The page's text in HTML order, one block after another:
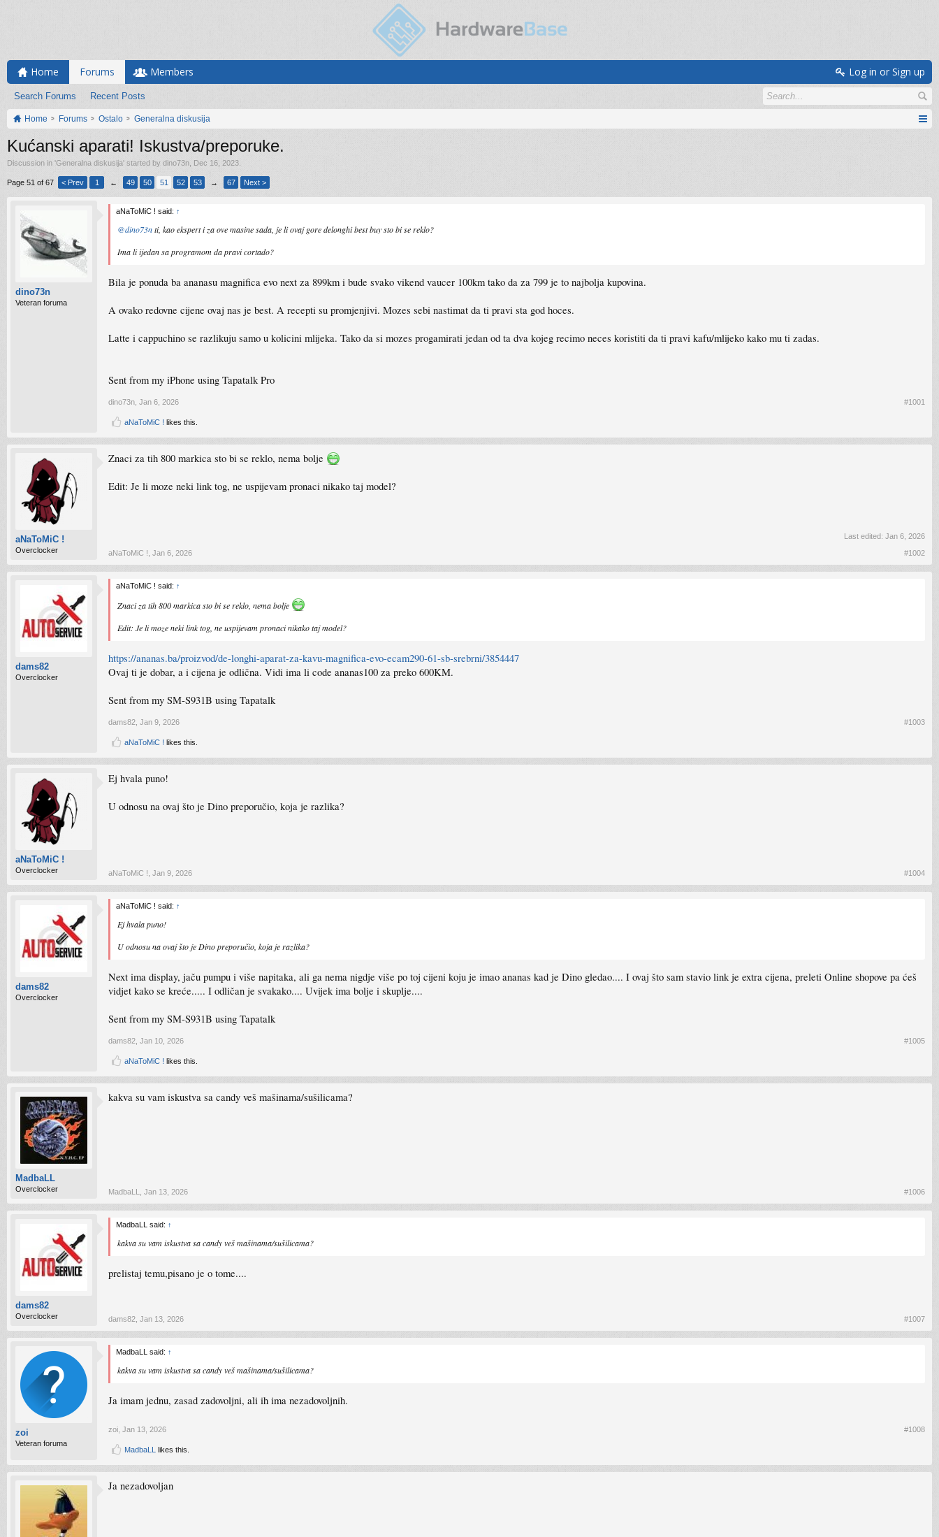
Home Forums
Search Forums Recent Posts
Members Log in or Sign up
Home Forums Ostalo Generalna diskusija
Kućanski aparati! Iskustva/preporuke.
Discussion in 'Generalna diskusija' started by dino73n Dec 16, 2023
Page 51 of 67 < Prev 1 ← 49 50 51 52 53 → 67 Next >
dino73n
Veteran foruma
aNaToMiC ! said: ↑
@dino73nti, kao ekspert i za ove masine sada, je li ovaj gore delonghi best buy sto bi se reklo?
Ima li ijedan sa programom da pravi cortado?
Bila je ponuda ba ananasu magnifica evo next za 899km i bude svako vikend vaucer 100km tako da za 799 je to najbolja kupovina.
A ovako redovne cijene ovaj nas je best. A recepti su promjenjivi. Mozes sebi nastimat da ti pravi sta god hoces.
Latte i cappuchino se razlikuju samo u kolicini mlijeka. Tako da si mozes progamirati jedan od ta dva kojeg recimo neces koristiti da ti pravi kafu/mlijeko kako mu ti zadas.
Sent from my iPhone using Tapatalk Pro
dino73n Jan 6, 2026 #1001
aNaToMiC ! likes this.
aNaToMiC !
Overclocker
Znaci za tih 800 markica sto bi se reklo, nema bolje
Edit: Je li moze neki link tog, ne uspijevam pronaci nikako taj model?
Last edited: Jan 6, 2026
aNaToMiC ! Jan 6, 2026 #1002
dams82
Overclocker
aNaToMiC ! said: ↑
Znaci za tih 800 markica sto bi se reklo, nema bolje
Edit: Je li moze neki link tog, ne uspijevam pronaci nikako taj model?
https://ananas.ba/proizvod/de-longhi-aparat-za-kavu-magnifica-evo-ecam290-61-sb-srebrni/3854447
Ovaj ti je dobar, a i cijena je odlična. Vidi ima li code ananas100 za preko 600KM.
Sent from my SM-S931B using Tapatalk
dams82 Jan 9, 2026 #1003
aNaToMiC ! likes this.
aNaToMiC !
Overclocker
Ej hvala puno!
U odnosu na ovaj što je Dino preporučio, koja je razlika?
aNaToMiC ! Jan 9, 2026 #1004
dams82
Overclocker
aNaToMiC ! said: ↑
Ej hvala puno!
U odnosu na ovaj što je Dino preporučio, koja je razlika?
Next ima display, jaču pumpu i više napitaka, ali ga nema nigdje više po toj cijeni koju je imao ananas kad je Dino gledao.... I ovaj što sam stavio link je extra cijena, preleti Online shopove pa ćeš
vidjet kako se kreće..... I odličan je svakako.... Uvijek ima bolje i skuplje....
Sent from my SM-S931B using Tapatalk
dams82 Jan 10, 2026 #1005
aNaToMiC ! likes this.
MadbaLL
Overclocker
kakva su vam iskustva sa candy veš mašinama/sušilicama?
MadbaLL Jan 13, 2026 #1006
dams82
Overclocker
MadbaLL said: ↑
kakva su vam iskustva sa candy veš mašinama/sušilicama?
prelistaj temu,pisano je o tome....
dams82 Jan 13, 2026 #1007
zoi
Veteran foruma
MadbaLL said: ↑
kakva su vam iskustva sa candy veš mašinama/sušilicama?
Ja imam jednu, zasad zadovoljni, ali ih ima nezadovoljnih.
zoi Jan 13, 2026 #1008
MadbaLL likes this.
Ja nezadovoljan